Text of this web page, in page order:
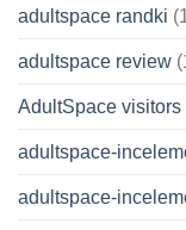
adultspace randki
adultspace review
AdultSpace visitors
adultspace-
adultspace-